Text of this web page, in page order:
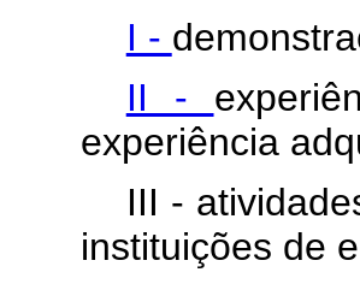
I -
II -
experiência
III -
instituições de